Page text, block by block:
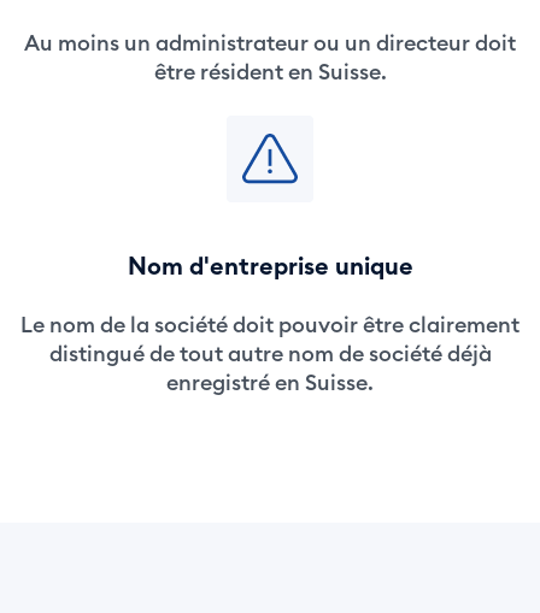
Au moins un administrateur ou un directeur doit
être résident en Suisse.
Nom d'entreprise unique
Le nom de la société doit pouvoir être clairement
distingué de tout autre nom de société déjà
enregistré en Suisse.